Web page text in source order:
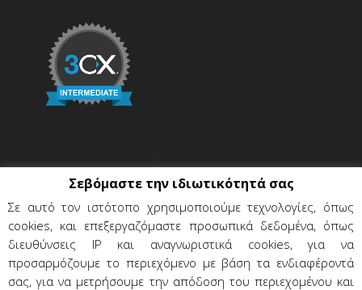
Σεβόμαστε την ιδιωτικότητά σας
Σε αυτό τον ιστότοπο χρησιμοποιούμε τεχνολογίες, όπως
cookies, και επεξεργαζόμαστε προσωπικά δεδομένα, όπως
διευθύνσεις IP και αναγνωριστικά cookies, για να
προσαρμόζουμε το περιεχόμενο με βάση τα ενδιαφέροντά
σας, για να μετρήσουμε την απόδοση του περιεχομένου και